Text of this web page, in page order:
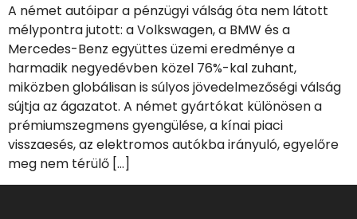
A német autóipar a pénzügyi válság óta nem látott
mélypontra jutott: a Volkswagen, a BMW és a
Mercedes-Benz együttes üzemi eredménye a
harmadik negyedévben közel 76%-kal zuhant,
miközben globálisan is súlyos jövedelmezőségi válság
sújtja az ágazatot. A német gyártókat különösen a
prémiumszegmens gyengülése, a kínai piaci
visszaesés, az elektromos autókba irányuló, egyelőre
meg nem térülő […]